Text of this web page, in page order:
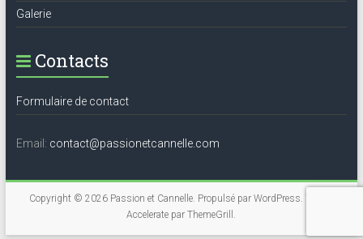
Galerie
Contacts
Formulaire de contact
Email: contact@passionetcannelle.com
Copyright © 2026 Passion et Cannelle. Propulsé par WordPress. Thème
Accelerate parThemeGrill .